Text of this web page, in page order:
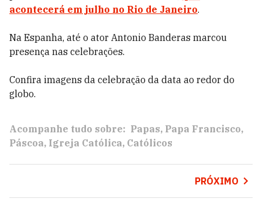
acontecerá em julho no Rio de Janeiro.
Na Espanha, até o ator Antonio Banderas marcou
presença nas celebrações.
Confira imagens da celebração da data ao redor do
globo.
Acompanhe tudo sobre: Papas Papa Francisco
Páscoa Igreja Católica Católicos
PRÓXIMO